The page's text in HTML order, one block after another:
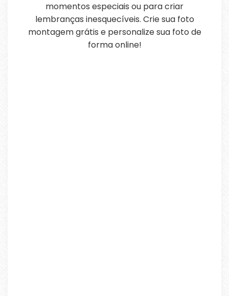
momentos especiais ou para criar
lembranças inesquecíveis. Crie sua foto
montagem grátis e personalize sua foto de
forma online!